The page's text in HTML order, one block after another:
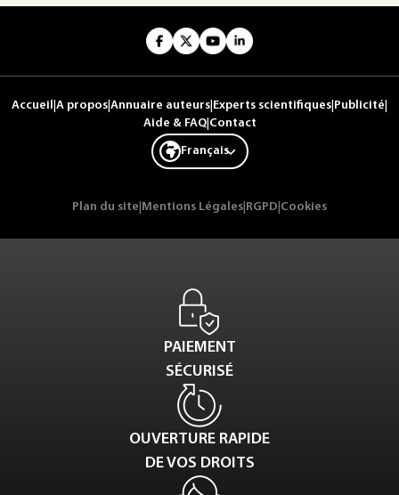
Accueil A propos Annuaire auteurs Experts scientifiques Publicité
Aide & FAQ| Contact
Français
Plan du site Mentions Légales RGPD Cookies
PAIEMENT
SÉCURISÉ
OUVERTURE RAPIDE
DE VOS DROITS